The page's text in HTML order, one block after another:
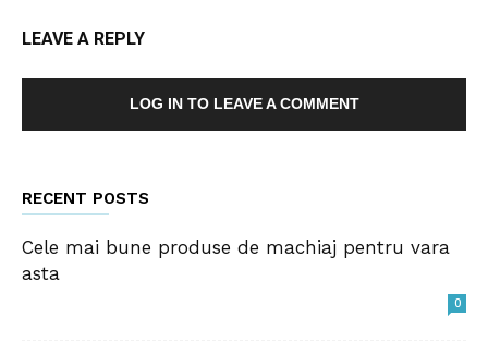
LEAVE A REPLY
LOG IN TO LEAVE A COMMENT
RECENT POSTS
Cele mai bune produse de machiaj pentru vara
asta
0